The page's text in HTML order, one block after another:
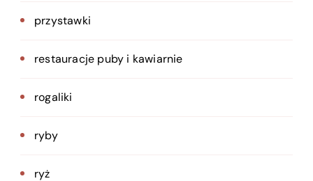
przystawki
restauracje puby i kawiarnie
rogaliki
ryby
ryż